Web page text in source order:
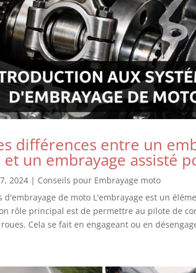
différences entre un
un embrayage assisté
2024 | Conseils pour Embrayage moto
d'embrayage de moto L'embrayage est un
rôle principal est de permettre au pilote de
Cela se fait en engageant ou en